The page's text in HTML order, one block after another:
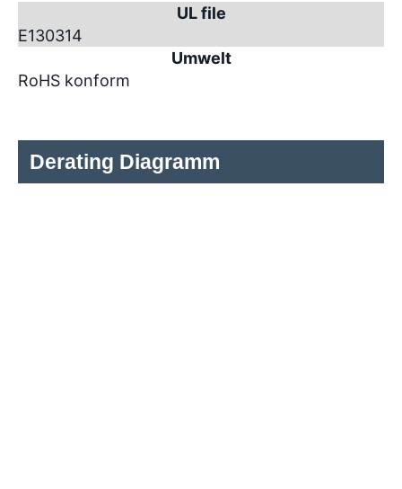
UL file
E130314
Umwelt
RoHS konform
Derating Diagramm